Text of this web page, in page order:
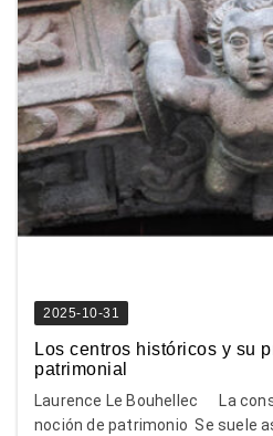
2025-10-31
Los centros históricos y su
patrimonial
Laurence Le Bouhellec La
noción de patrimonio Se suele